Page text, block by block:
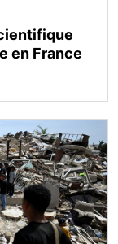
en France